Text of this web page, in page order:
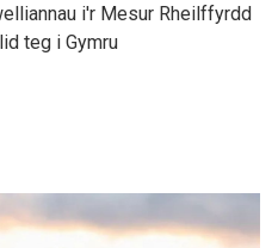
i'r Mesur Rheilffyrdd
teg i Gymru